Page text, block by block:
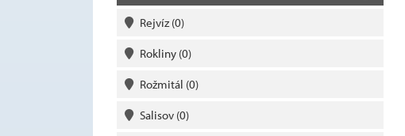
Rejvíz(0)
Rokliny (0)
Rožmitál (0)
Salisov (0)